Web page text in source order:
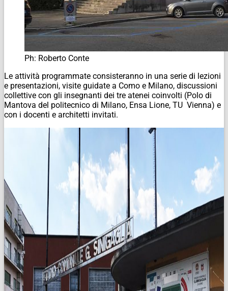
Ph: Roberto Conte
Le attività programmate consisteranno in una serie di lezioni
e presentazioni, visite guidate a Como e Milano, discussioni
collettive con gli insegnanti dei tre atenei coinvolti (Polo di
Mantova del politecnico di Milano, Ensa Lione, TU Vienna) e
con i docenti e architetti invitati.